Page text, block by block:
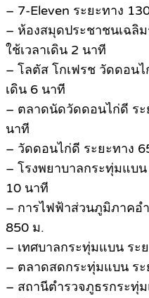
– 7-Eleven ระยะทาง
– ห้องสมุดประชาชนเฉลิ
ใช้เวลาเดิน 2 นาที
– โลตัส โกเฟรช วัดดอนไ
เดิน 6 นาที
– ตลาดนัดวัดดอนไก่ดี ระ
นาที
– วัดดอนไก่ดี ระยะทาง
– โรงพยาบาลกระทุ่มแบน
10 นาที
– การไฟฟ้าส่วนภูมิภาคอ
850 ม.
– เทศบาลกระทุ่มแบน ระ
– ตลาดสดกระทุ่มแบน ระ
– สถานีตำรวจภูธรกระทุ่